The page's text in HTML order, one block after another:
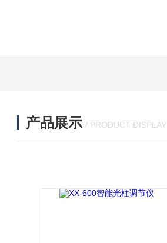
产品展示 / PRODUCT DISPLAY